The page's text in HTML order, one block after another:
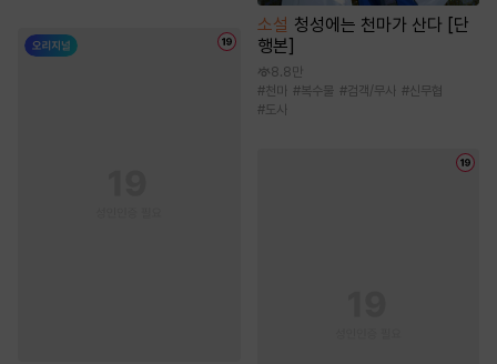
소설 청성에는 천마가 산다 [단
행본]
8.8만
#천마 #복수물 #검객/무사 #신무협
#도사